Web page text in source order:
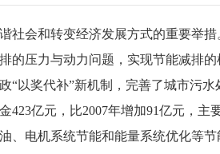
会和转变经济发展方式的重要举措
的压力与动力问题，实现节能减排
“以奖代补”新机制，完善了城市污
423亿元，比2007年增加91亿元，
电机系统节能和能量系统优化等节